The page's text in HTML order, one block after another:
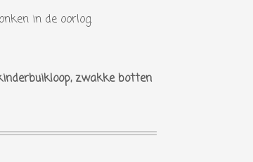
in de oorlog.
zwakke botten